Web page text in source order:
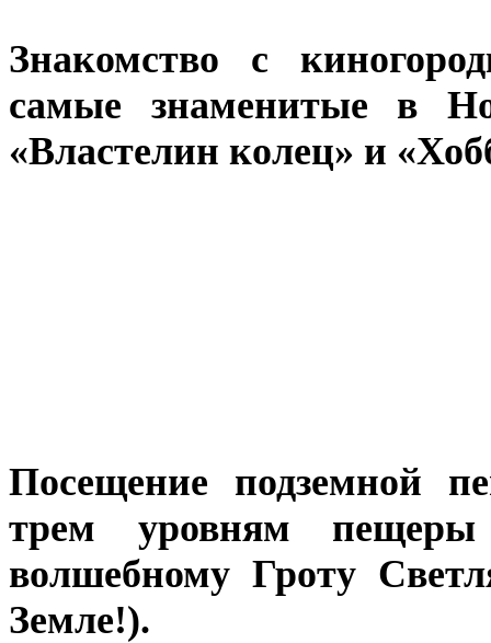
Знакомство с
самые знаменитые в
«Властелин колец» и
Посещение подземной
трем уровням
волшебному Гроту
Земле!).